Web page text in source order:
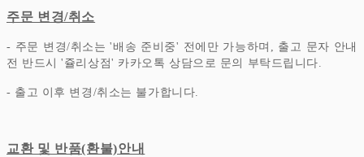
주문 변경/취소
- 주문 변경/취소는 '배송 준비중' 전에만 가능하며, 출고 문자 안내
전 반드시 '쥴리상점' 카카오톡 상담으로 문의 부탁드립니다.
- 출고 이후 변경/취소는 불가합니다.
교환 및 반품(환불)안내